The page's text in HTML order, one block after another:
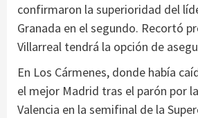
confirmaron la superioridad del
Granada en el segundo. Recortó
Villarreal tendrá la opción de
En Los Cármenes, donde había
el mejor Madrid tras el parón por
Valencia en la semifinal de la